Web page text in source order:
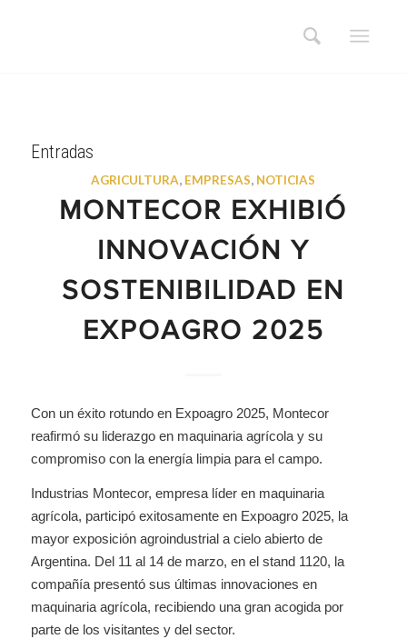
Entradas
AGRICULTURA, EMPRESAS, NOTICIAS
MONTECOR EXHIBIÓ
INNOVACIÓN Y
SOSTENIBILIDAD EN
EXPOAGRO 2025
Con un éxito rotundo en Expoagro 2025, Montecor
reafirmó su liderazgo en maquinaria agrícola y su
compromiso con la energía limpia para el campo.
Industrias Montecor, empresa líder en maquinaria
agrícola, participó exitosamente en Expoagro 2025, la
mayor exposición agroindustrial a cielo abierto de
Argentina. Del 11 al 14 de marzo, en el stand 1120, la
compañía presentó sus últimas innovaciones en
maquinaria agrícola, recibiendo una gran acogida por
parte de los visitantes y del sector.